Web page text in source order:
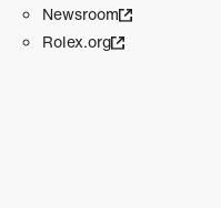
Newsroom
Rolex.org